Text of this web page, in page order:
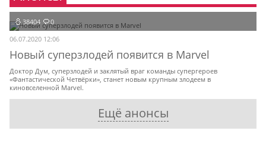
38404 0
06.07.2020 12:06
Новый суперзлодей появится в Marvel
Доктор Дум, суперзлодей и заклятый враг команды супергероев
«Фантастической Четвёрки», станет новым крупным злодеем в
киновселенной Marvel.
Ещё анонсы